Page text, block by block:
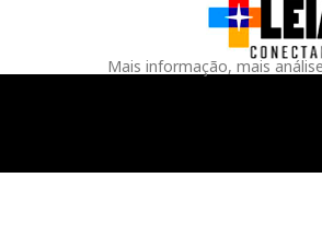
Mais informação, mais